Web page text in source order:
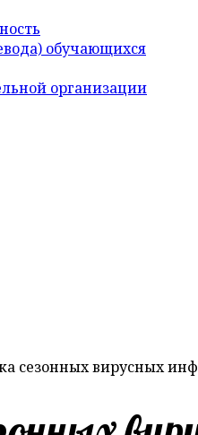
обучающихся
организации
сезонных вирусных